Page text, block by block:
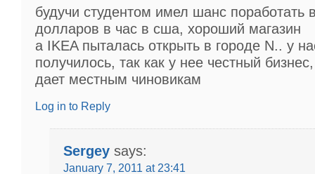
будучи студентом имел шанс поработать
долларов в час в сша, хороший магазин
а IKEA пыталась открыть в городе N.. у
получилось, так как у нее честный
дает местным чиновикам
Log in to Reply
Sergey says:
January 7, 2011 at 23:41